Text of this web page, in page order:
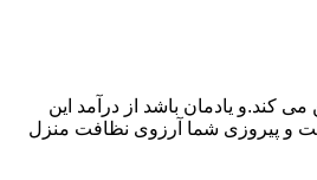
یادمان باشد از درآمد این
و پیروزی شما آرزوی نظافت منزل